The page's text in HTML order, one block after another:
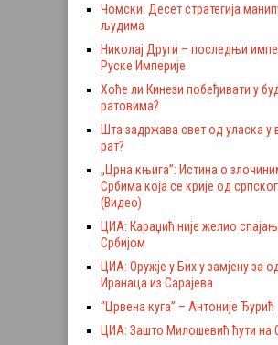
Чомски: Десет стратегија
људима
Николај Други – последњи
Руске Империје
Хоће ли Кинези побеђивати у
ратовима?
Шта задржава свет од уласка у
рат?
„Црна књига”: Истина о
Србима која се крије од
(Видео)
ЦИА: Караџић није желио
Србијом
ЦИА: Оружје у Бих у замјену за
Иранаца из Сарајева
“Црвена куга” – Антоније Ђурић
ЦИА: Зашто Милошевић ћути на